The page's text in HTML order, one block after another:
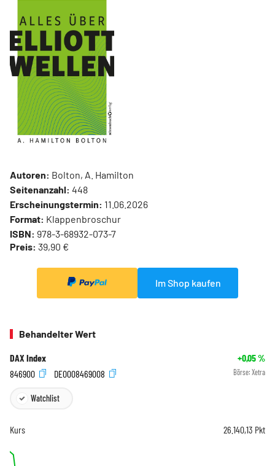
Autoren: Bolton, A. Hamilton
Seitenanzahl: 448
Erscheinungstermin: 11.06.2026
Format: Klappenbroschur
ISBN: 978-3-68932-073-7
Preis: 39,90 €
Im Shop kaufen
Behandelter Wert
DAX Index +0,05%
846900
DE0008469008 Börse: Xetra
Watchlist
Kurs 26.140,13 Pkt